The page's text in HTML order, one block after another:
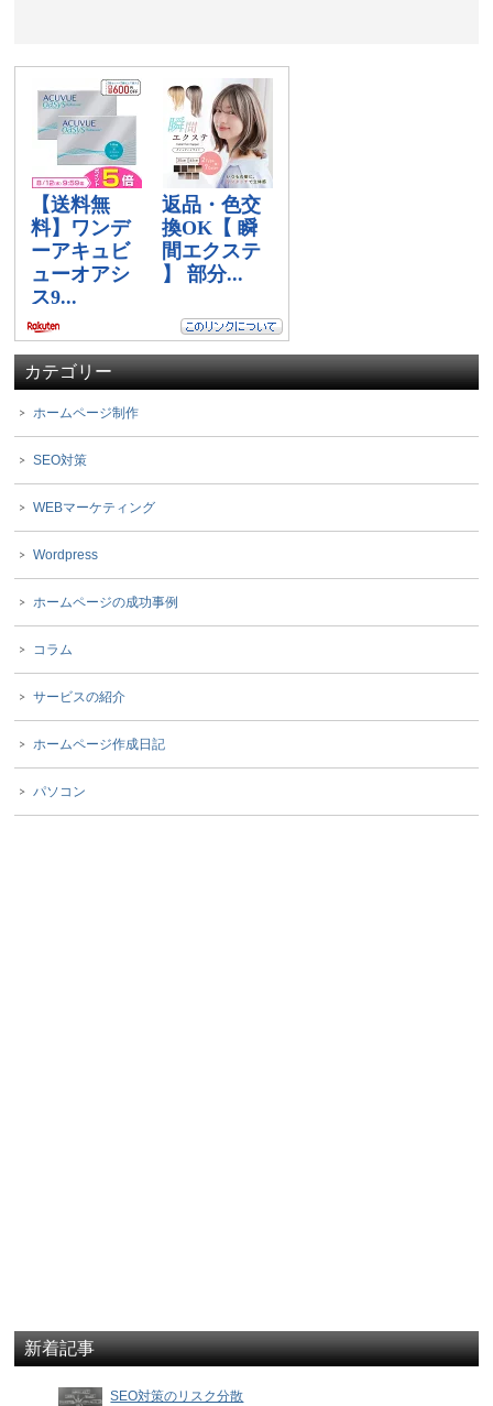
カテゴリー
ホームページ制作
SEO対策
WEBマーケティング
Wordpress
ホームページの成功事例
コラム
サービスの紹介
ホームページ作成日記
パソコン
新着記事
SEO対策のリスク分散